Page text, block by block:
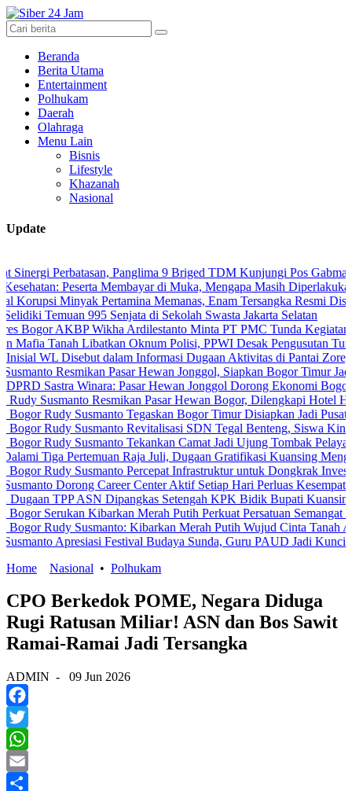
Beranda
Berita Utama
Entertainment
Polhukam
Daerah
Olahraga
Menu Lain
Bisnis
Lifestyle
Khazanah
Nasional
Update
Panglima 9 Briged TDM Kunjungi Pos Gabma Temajuk
Peserta Membayar di Muka, Mengapa Masih Diperlakukan
Minyak Pertamina Memanas, Enam Tersangka Resmi Diseret ke
995 Senjata di Sekolah Swasta Jakarta Selatan
AKBP Wikha Ardilestanto Minta PT PMC Tunda Kegiatan Demi
Libatkan Oknum Polisi, PPWI Desak Pengusutan Tuntas
Disebut dalam Informasi Dugaan Aktivitas di Pantai Zore, Bea
Resmikan Pasar Hewan Jonggol, Siapkan Bogor Timur Jadi Pusat
Winara: Pasar Hewan Jonggol Dorong Ekonomi Bogor Timur
Resmikan Pasar Hewan Bogor, Dilengkapi Hotel Hewan dan
Susmanto Tegaskan Bogor Timur Disiapkan Jadi Pusat
Susmanto Revitalisasi SDN Tegal Benteng, Siswa Kini Belajar
Susmanto Tekankan Camat Jadi Ujung Tombak Pelayanan
Pertemuan Raja Juli, Dugaan Gratifikasi Kuansing Menguat
Susmanto Percepat Infrastruktur untuk Dongkrak Investasi
Dorong Career Center Aktif Setiap Hari Perluas Kesempatan Kerja
ASN Dipangkas Setengah KPK Bidik Bupati Kuansing
Kibarkan Merah Putih Perkuat Persatuan Semangat
Susmanto: Kibarkan Merah Putih Wujud Cinta Tanah Air
Apresiasi Festival Budaya Sunda, Guru PAUD Jadi Kunci
Home
Nasional • Polhukam
CPO Berkedok POME, Negara Diduga
Rugi Ratusan Miliar! ASN dan Bos Sawit
Ramai-Ramai Jadi Tersangka
ADMIN - 09 Jun 2026
Facebook
Twitter
WhatsApp
Email